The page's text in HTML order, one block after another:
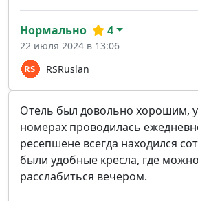
RSRuslan
Нормально 4
22 июля 2024 в 13:06
Отель был довольно хорошим,
номерах проводилась
ресепшене всегда находился
были удобные кресла, где
расслабиться вечером.